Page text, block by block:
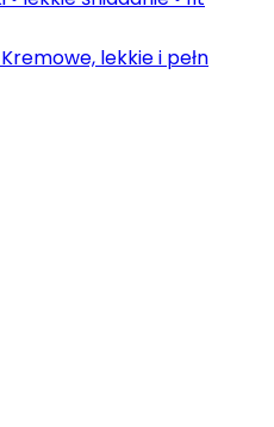
lekkie i pełn